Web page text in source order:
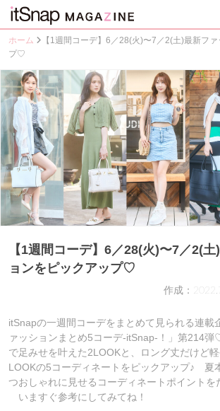
ホーム
【1週間コーデ】6／28(火)〜7／2(土)最新フ
プ♡
【1週間コーデ】6／28(火)〜7／2(
ョンをピックアップ♡
作成：
itSnapの一週間コーデをまとめて見られる連載
ァッションまとめ5コーデ-itSnap-！」第214
で足みせを叶えた2LOOKと、ロング丈だけど
LOOKの5コーディネートをピックアップ♪ 夏
つおしゃれに見せるコーディネートポイント
いますぐ参考にしてみてね！